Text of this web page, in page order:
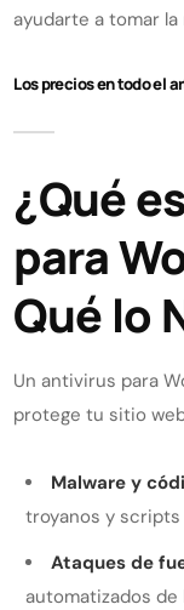
ayudarte a tomar
Los precios en todo el
¿Qué
para
Qué lo
Un antivirus para
protege tu sitio
Malware y
troyanos y scripts
Ataques de
automatizados